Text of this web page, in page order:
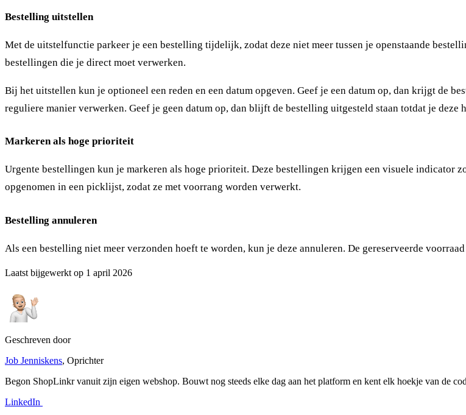
Bestelling uitstellen
Met de uitstelfunctie parkeer je een bestelling tijdelijk, zodat deze niet meer tussen je openstaande
bestellingen die je direct moet verwerken.
Bij het uitstellen kun je optioneel een reden en een datum opgeven. Geef je een datum op, dan krijgt de
reguliere manier verwerken. Geef je geen datum op, dan blijft de bestelling uitgesteld staan totdat je deze
Markeren als hoge prioriteit
Urgente bestellingen kun je markeren als hoge prioriteit. Deze bestellingen krijgen een visuele indicator
opgenomen in een picklijst, zodat ze met voorrang worden verwerkt.
Bestelling annuleren
Als een bestelling niet meer verzonden hoeft te worden, kun je deze annuleren. De gereserveerde
Laatst bijgewerkt op 1 april 2026
Geschreven door
Job Jenniskens, Oprichter
Begon ShopLinkr vanuit zijn eigen webshop. Bouwt nog steeds elke dag aan het platform en kent elk hoekje van de
LinkedIn